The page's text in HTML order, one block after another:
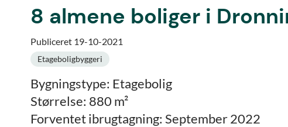
8 almene boliger i
Publiceret 19-10-2021
Etageboligbyggeri
Bygningstype: Etagebolig
Størrelse: 880 m²
Forventet ibrugtagning: September 2022